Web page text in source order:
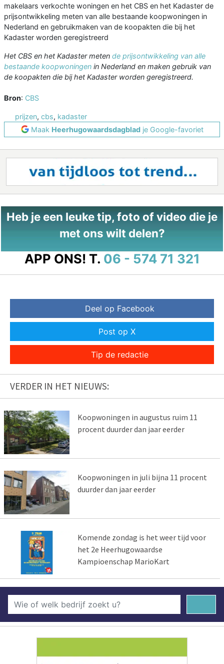
makelaars verkochte woningen en het CBS en het Kadaster de
prijsontwikkeling meten van alle bestaande koopwoningen in
Nederland en gebruikmaken van de koopakten die bij het
Kadaster worden geregistreerd
Het CBS en het Kadaster meten de prijsontwikkeling van alle
bestaande koopwoningen in Nederland en maken gebruik van
de koopakten die bij het Kadaster worden geregistreerd.
Bron: CBS
prijzen, cbs, kadaster
Maak Heerhugowaardsdagbladje Google-favoriet
Heb je een leuke tip, foto of video die je
met ons wilt delen?
APP ONS! T. 06 - 574 71 321
Deel op Facebook
Post op X
Tip de redactie
VERDER IN HET NIEUWS:
Koopwoningen in augustus ruim 11
procent duurder dan jaar eerder
Koopwoningen in juli bijna 11 procent
duurder dan jaar eerder
Komende zondag is het weer tijd voor
het 2e Heerhugowaardse
Kampioenschap MarioKart